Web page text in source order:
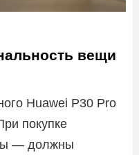
вещи
Huawei P30 Pro
покупке
— должны